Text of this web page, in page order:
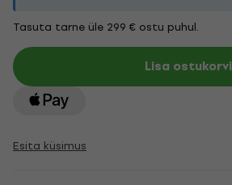
Tasuta tarne üle 299 € ostu puhul.
Lisa ostukorvi
Esita küsimus